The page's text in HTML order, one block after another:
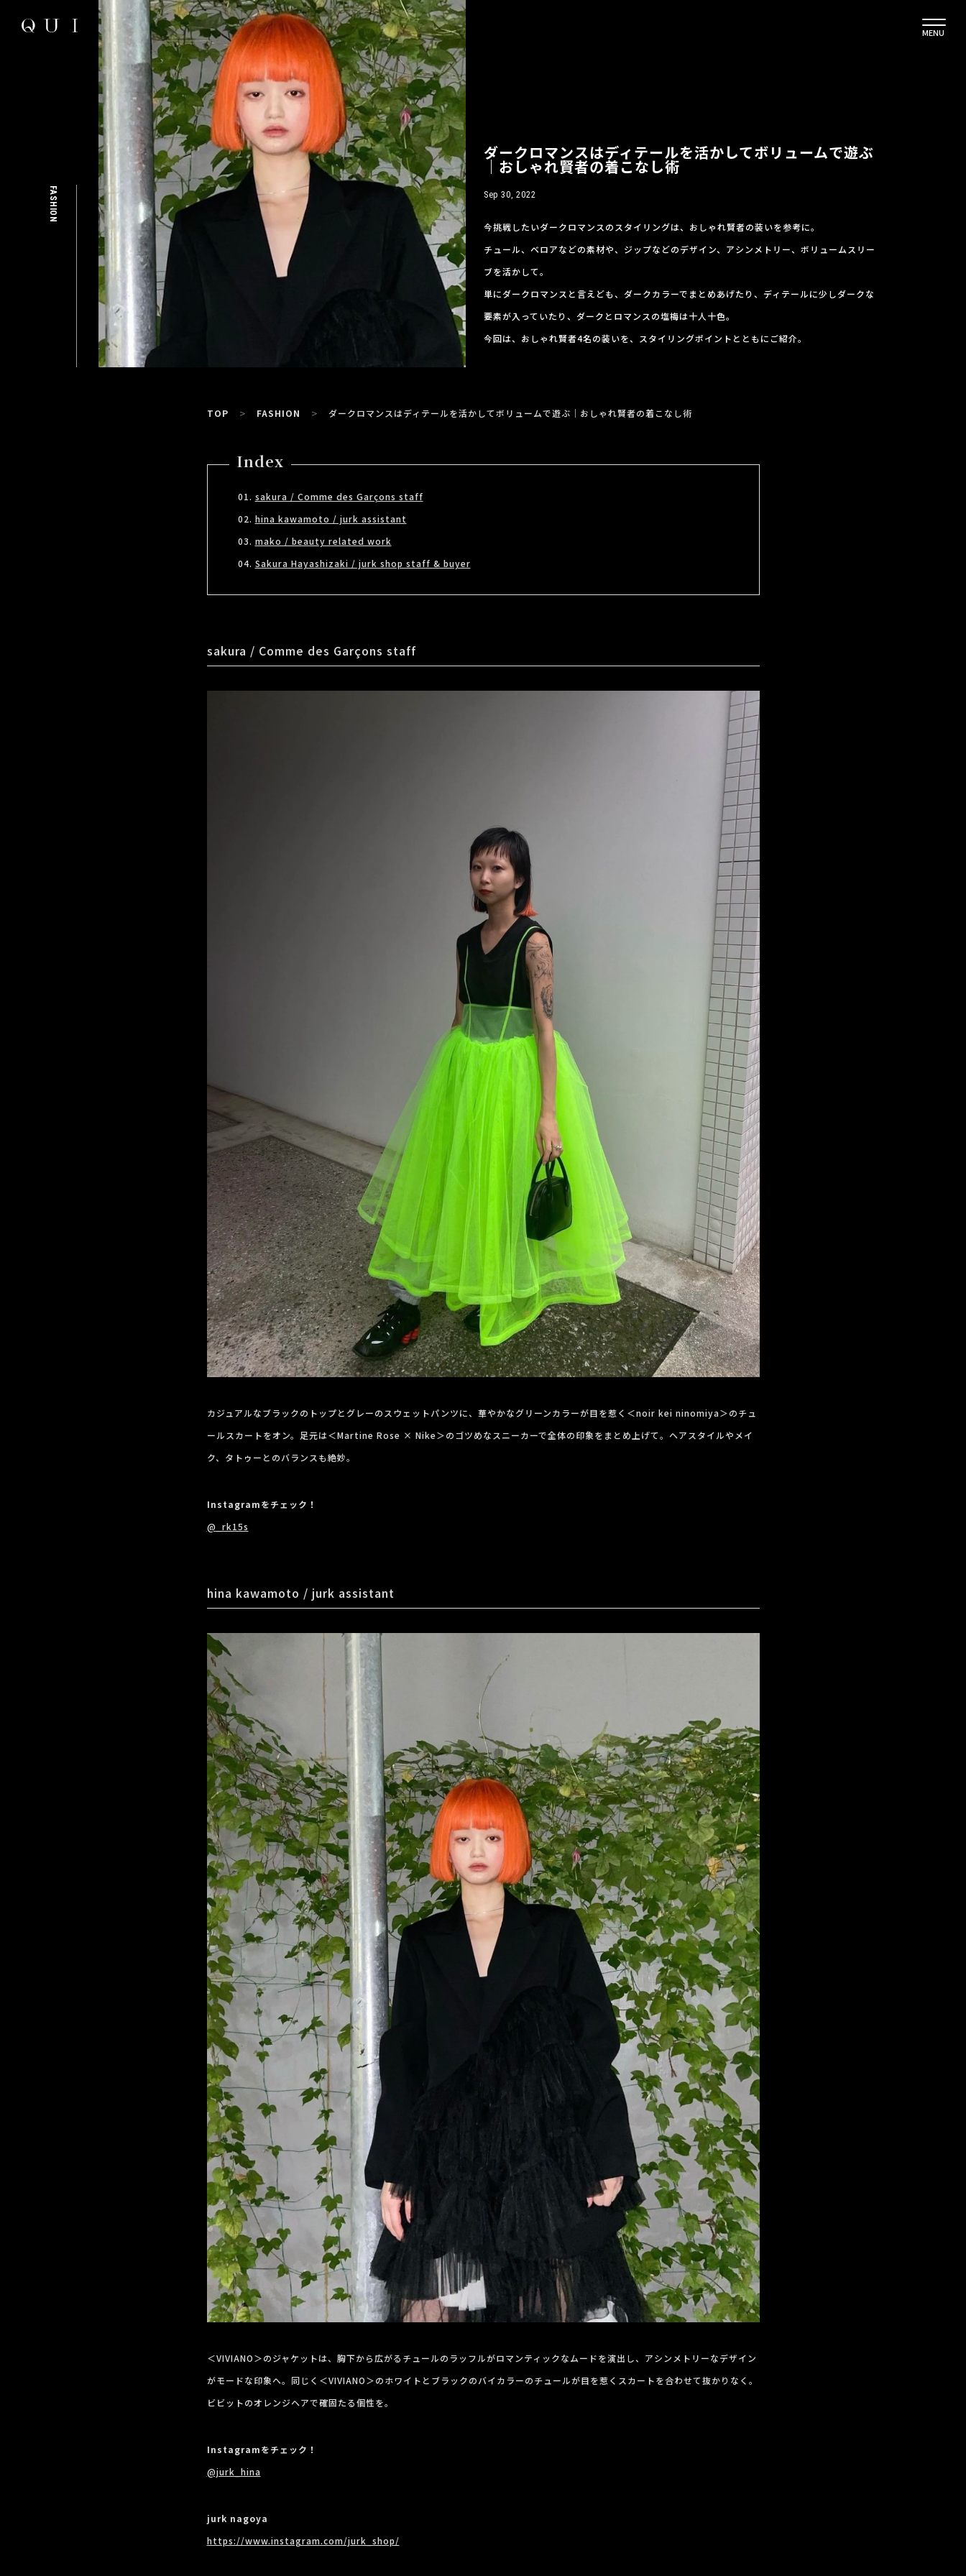
MENU
FASHION
ダークロマンスはディテールを活かしてボリュームで遊ぶ
｜おしゃれ賢者の着こなし術
Sep 30, 2022
今挑戦したいダークロマンスのスタイリングは、おしゃれ賢者の装いを参考に。
チュール、ベロアなどの素材や、ジップなどのデザイン、アシンメトリー、ボリュームスリー
ブを活かして。
単にダークロマンスと言えども、ダークカラーでまとめあげたり、ディテールに少しダークな
要素が入っていたり、ダークとロマンスの塩梅は十人十色。
今回は、おしゃれ賢者4名の装いを、スタイリングポイントとともにご紹介。
TOP FASHION ダークロマンスはディテールを活かしてボリュームで遊ぶ｜おしゃれ賢者の着こなし術
Index
sakura / Comme des Garçons staff
hina kawamoto / jurk assistant
mako / beauty related work
Sakura Hayashizaki / jurk shop staff & buyer
sakura / Comme des Garçons staff
カジュアルなブラックのトップとグレーのスウェットパンツに、華やかなグリーンカラーが目を惹く＜noir kei ninomiya＞のチュ
ールスカートをオン。足元は＜Martine Rose × Nike＞のゴツめなスニーカーで全体の印象をまとめ上げて。ヘアスタイルやメイ
ク、タトゥーとのバランスも絶妙。
Instagramをチェック！
@_rk15s
hina kawamoto / jurk assistant
＜VIVIANO＞のジャケットは、胸下から広がるチュールのラッフルがロマンティックなムードを演出し、アシンメトリーなデザイン
がモードな印象へ。同じく＜VIVIANO＞のホワイトとブラックのバイカラーのチュールが目を惹くスカートを合わせて抜かりなく。
ビビットのオレンジヘアで確固たる個性を。
Instagramをチェック！
@jurk_hina
jurk nagoya
https://www.instagram.com/jurk_shop/